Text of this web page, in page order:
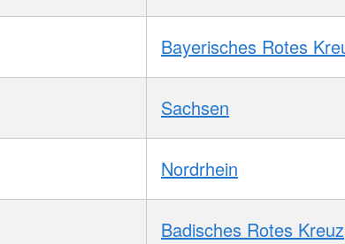
Bayerisches Rotes
Sachsen
Nordrhein
Badisches Rotes Kreuz